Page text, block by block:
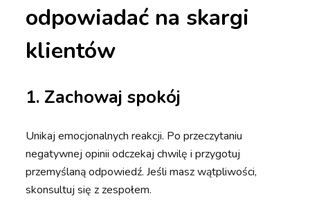
odpowiadać na skargi
klientów
1.Zachowaj spokój
Unikaj emocjonalnych reakcji. Po przeczytaniu
negatywnej opinii odczekaj chwilę i przygotuj
przemyślaną odpowiedź. Jeśli masz wątpliwości,
skonsultuj się z zespołem.